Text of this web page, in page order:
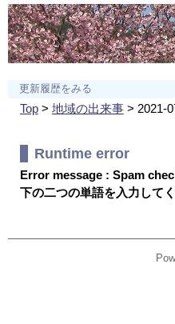
更新履歴をみる
Top> 地域の出来事> 2021-
Runtime error
Error message : Spam
下の二つの単語を入力して